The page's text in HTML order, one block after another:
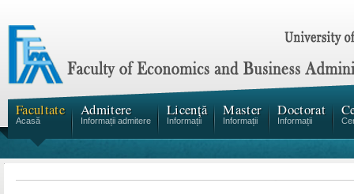
Facultate
Acasă
Admitere
Informații admitere
Licență
Informații
Master
Informații
Doctorat
Informații